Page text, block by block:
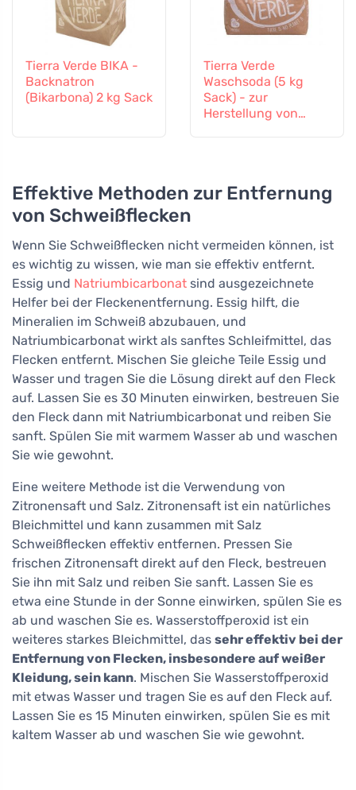
Tierra Verde BIKA -
Backnatron
(Bikarbona) 2 kg Sack
Tierra Verde
Waschsoda (5 kg
Sack) - zur
Herstellung von
Effektive Methoden zur Entfernung
von Schweißflecken
Wenn Sie Schweißflecken nicht vermeiden können, ist
es wichtig zu wissen, wie man sie effektiv entfernt.
Essig und Natriumbicarbonat sind ausgezeichnete
Helfer bei der Fleckenentfernung. Essig hilft, die
Mineralien im Schweiß abzubauen, und
Natriumbicarbonat wirkt als sanftes Schleifmittel, das
Flecken entfernt. Mischen Sie gleiche Teile Essig und
Wasser und tragen Sie die Lösung direkt auf den Fleck
auf. Lassen Sie es 30 Minuten einwirken, bestreuen Sie
den Fleck dann mit Natriumbicarbonat und reiben Sie
sanft. Spülen Sie mit warmem Wasser ab und waschen
Sie wie gewohnt.
Eine weitere Methode ist die Verwendung von
Zitronensaft und Salz. Zitronensaft ist ein natürliches
Bleichmittel und kann zusammen mit Salz
Schweißflecken effektiv entfernen. Pressen Sie
frischen Zitronensaft direkt auf den Fleck, bestreuen
Sie ihn mit Salz und reiben Sie sanft. Lassen Sie es
etwa eine Stunde in der Sonne einwirken, spülen Sie es
ab und waschen Sie es. Wasserstoffperoxid ist ein
weiteres starkes Bleichmittel, das sehr effektiv bei der
Entfernung von Flecken, insbesondere auf weißer
Kleidung, sein kann. Mischen Sie Wasserstoffperoxid
mit etwas Wasser und tragen Sie es auf den Fleck auf.
Lassen Sie es 15 Minuten einwirken, spülen Sie es mit
kaltem Wasser ab und waschen Sie wie gewohnt.